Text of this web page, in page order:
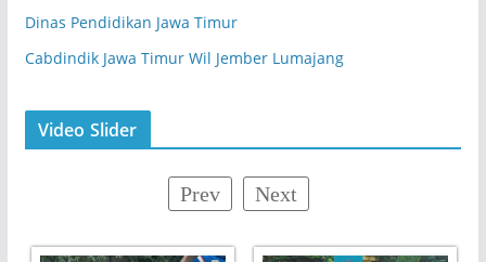
Dinas Pendidikan Jawa Timur
Cabdindik Jawa Timur Wil Jember Lumajang
Video Slider
Prev Next